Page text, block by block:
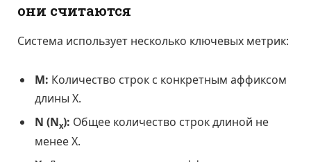
они считаются
Система использует несколько ключевых метрик:
M: Количество строк с конкретным аффиксом
длины X.
N (Nx): Общее количество строк длиной не
менее X.